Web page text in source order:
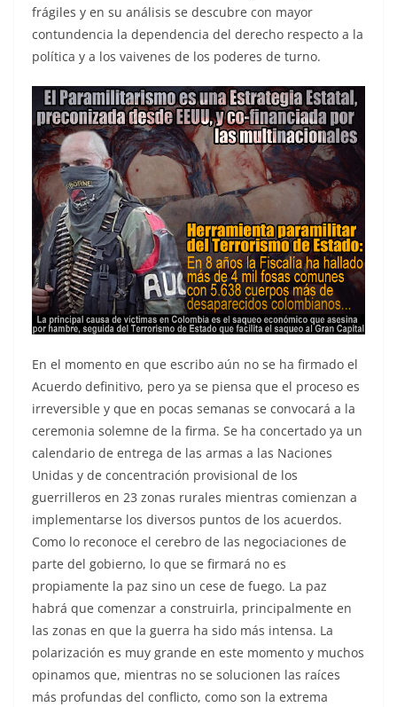
frágiles y en su análisis se descubre con mayor
contundencia la dependencia del derecho respecto a la
política y a los vaivenes de los poderes de turno.
En el momento en que escribo aún no se ha firmado el
Acuerdo definitivo, pero ya se piensa que el proceso es
irreversible y que en pocas semanas se convocará a la
ceremonia solemne de la firma. Se ha concertado ya un
calendario de entrega de las armas a las Naciones
Unidas y de concentración provisional de los
guerrilleros en 23 zonas rurales mientras comienzan a
implementarse los diversos puntos de los acuerdos.
Como lo reconoce el cerebro de las negociaciones de
parte del gobierno, lo que se firmará no es
propiamente la paz sino un cese de fuego. La paz
habrá que comenzar a construirla, principalmente en
las zonas en que la guerra ha sido más intensa. La
polarización es muy grande en este momento y muchos
opinamos que, mientras no se solucionen las raíces
más profundas del conflicto, como son la extrema